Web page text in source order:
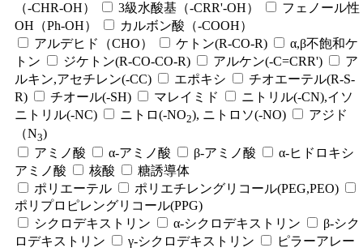
（-CHR-OH）
3級水酸基（-CRR'-OH）
フェノール性
OH（Ph-OH）
カルボン酸（-COOH）
アルデヒド（CHO）
ケトン(R-CO-R)
α,β不飽和ケ
トン
ジケトン(R-CO-CO-R) アルケン(-C=CRR')
ア
ルキン,アセチレン(-CC)
エポキシ
チオエーテル(R-S-
R)
チオール(-SH) マレイミド
ニトリル(-CN),イソ
ニトリル(-NC)
ニトロ(-NO2), ニトロソ(-NO)
アジド
（N3)
アミノ酸
α-アミノ酸 β-アミノ酸
α-ヒドロキシ
アミノ酸
核酸
糖誘導体
ポリエーテル
ポリエチレングリコール(PEG,PEO)
ポリプロピレングリコール(PPG)
シクロデキストリン
α-シクロデキストリン
β-シク
ロデキストリン
γ-シクロデキストリン ピラーアレー